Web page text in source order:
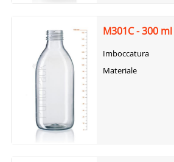
M301C - 300 ml
Imboccatura
Materiale